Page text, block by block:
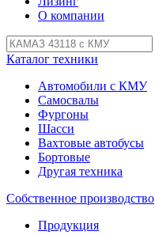
О компании
Каталог техники
Автомобили с КМУ
Самосвалы
Фургоны
Шасси
Вахтовые автобусы
Бортовые
Другая техника
Собственное производство
Продукция